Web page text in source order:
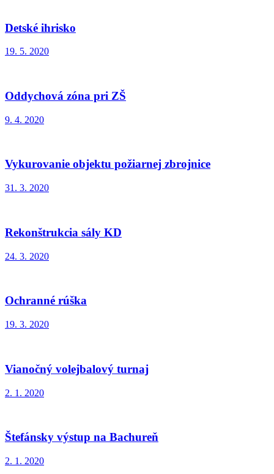
Detské ihrisko
19. 5. 2020
Oddychová zóna pri ZŠ
9. 4. 2020
Vykurovanie objektu požiarnej zbrojnice
31. 3. 2020
Rekonštrukcia sály KD
24. 3. 2020
Ochranné rúška
19. 3. 2020
Vianočný volejbalový turnaj
2. 1. 2020
Štefánsky výstup na Bachureň
2. 1. 2020